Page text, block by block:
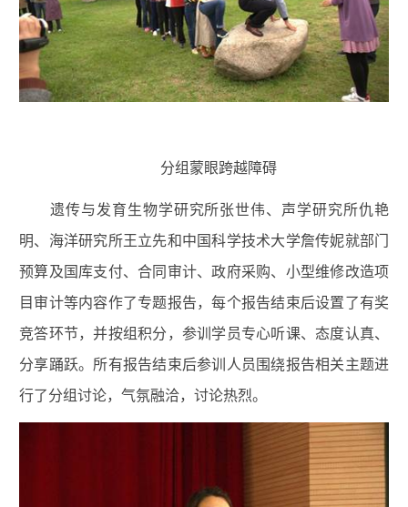
分组蒙眼跨越障碍
遗传与发育生物学研究所张世伟、声学研究所仇艳
明、海洋研究所王立先和中国科学技术大学詹传妮就部门
预算及国库支付、合同审计、政府采购、小型维修改造项
目审计等内容作了专题报告，每个报告结束后设置了有奖
竞答环节，并按组积分，参训学员专心听课、态度认真、
分享踊跃。所有报告结束后参训人员围绕报告相关主题进
行了分组讨论，气氛融洽，讨论热烈。